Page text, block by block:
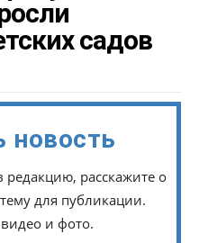
садов
новость
редакцию, расскажите о
для публикации.
и фото.